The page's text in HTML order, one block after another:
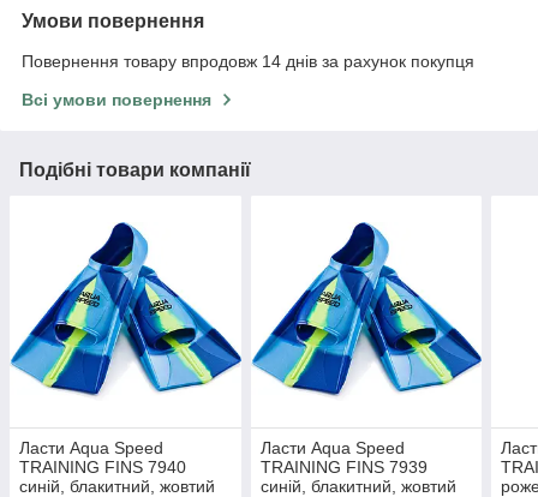
Умови повернення
Повернення товару впродовж 14 днів за рахунок покупця
Всі умови повернення
Подібні товари компанії
Ласти Aqua Speed
TRAINING FINS 7940
синій, блакитний, жовтий
Ласти Aqua Speed
TRAINING FINS 7939
синій, блакитний, жовтий